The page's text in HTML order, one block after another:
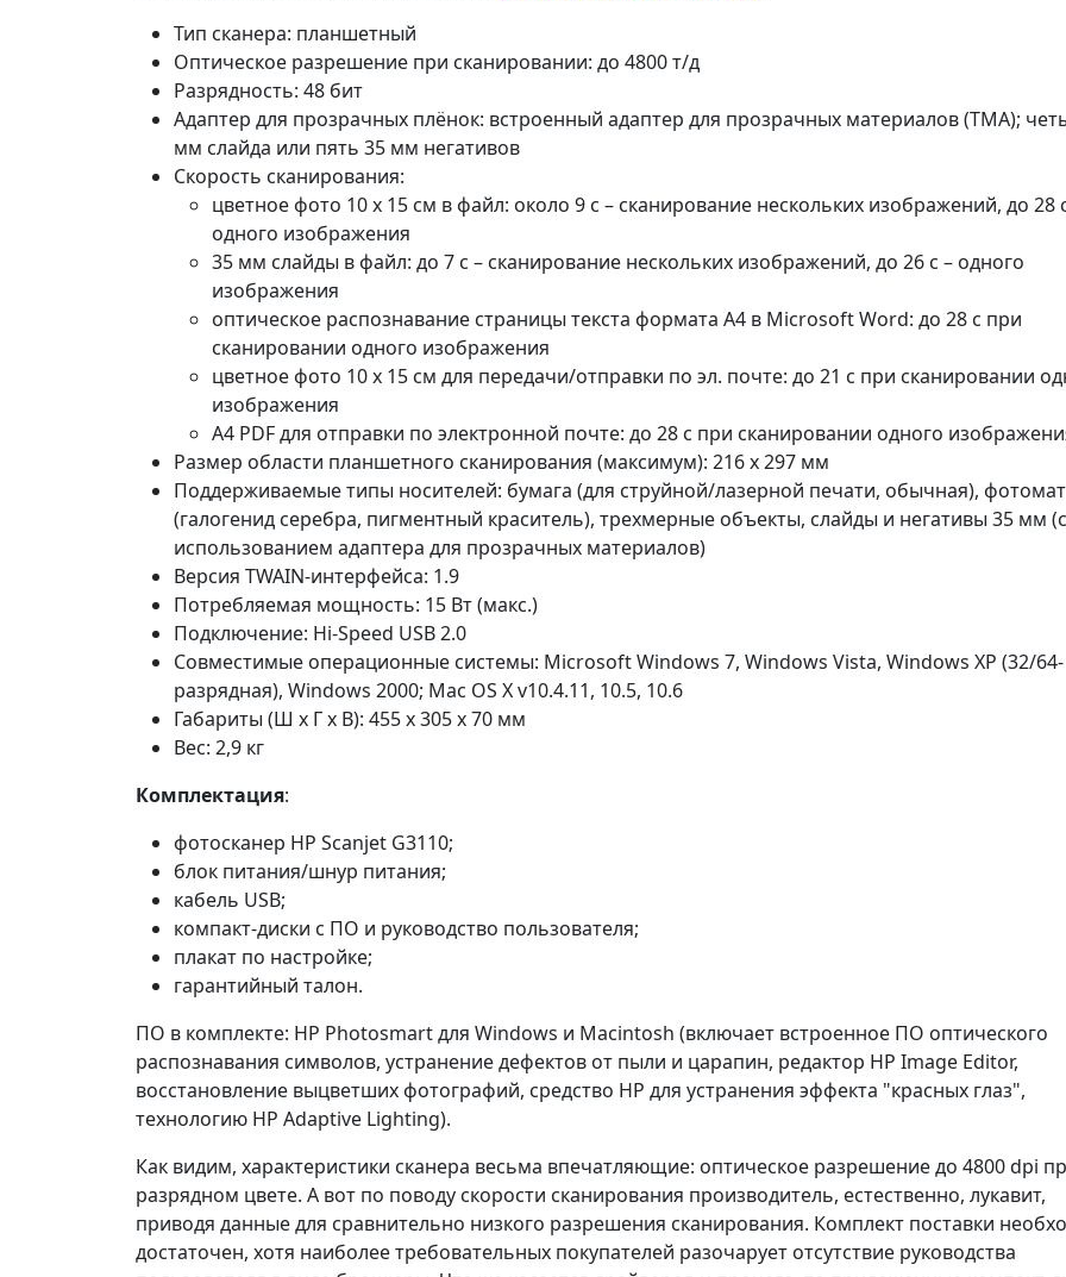
Тип сканера: планшетный
Оптическое разрешение при сканировании: до 4800 т/д
Разрядность: 48 бит
Адаптер для прозрачных плёнок: встроенный адаптер для прозрачных материалов (TMA);
мм слайда или пять 35 мм негативов
Скорость сканирования:
цветное фото 10 x 15 см в файл: около 9 с – сканирование нескольких изображений, до 28
одного изображения
35 мм слайды в файл: до 7 с – сканирование нескольких изображений, до 26 с – одного
изображения
оптическое распознавание страницы текста формата A4 в Microsoft Word: до 28 с при
сканировании одного изображения
цветное фото 10 x 15 см для передачи/отправки по эл. почте: до 21 с при сканировании
изображения
A4 PDF для отправки по электронной почте: до 28 с при сканировании одного
Размер области планшетного сканирования (максимум): 216 x 297 мм
Поддерживаемые типы носителей: бумага (для струйной/лазерной печати, обычная),
(галогенид серебра, пигментный краситель), трехмерные объекты, слайды и негативы 35 мм (с
использованием адаптера для прозрачных материалов)
Версия TWAIN-интерфейса: 1.9
Потребляемая мощность: 15 Вт (макс.)
Подключение: Hi-Speed USB 2.0
Совместимые операционные системы: Microsoft Windows 7, Windows Vista, Windows XP (32/64-
разрядная), Windows 2000; Mac OS X v10.4.11, 10.5, 10.6
Габариты (Ш x Г x В): 455 x 305 x 70 мм
Вес: 2,9 кг
Комплектация:
фотосканер HP Scanjet G3110;
блок питания/шнур питания;
кабель USB;
компакт-диски с ПО и руководство пользователя;
плакат по настройке;
гарантийный талон.
ПО в комплекте: HP Photosmart для Windows и Macintosh (включает встроенное ПО оптического
распознавания символов, устранение дефектов от пыли и царапин, редактор HP Image Editor,
восстановление выцветших фотографий, средство HP для устранения эффекта "красных глаз",
технологию HP Adaptive Lighting).
Как видим, характеристики сканера весьма впечатляющие: оптическое разрешение до 4800 dpi
разрядном цвете. А вот по поводу скорости сканирования производитель, естественно, лукавит,
приводя данные для сравнительно низкого разрешения сканирования. Комплект поставки
достаточен, хотя наиболее требовательных покупателей разочарует отсутствие руководства